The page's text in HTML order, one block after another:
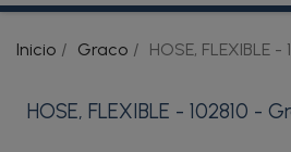
Inicio Graco HOSE, FLEXIBLE
HOSE, FLEXIBLE - 102810 -